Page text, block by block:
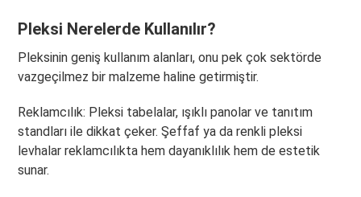
Pleksi Nerelerde Kullanılır?
Pleksinin geniş kullanım alanları, onu pek çok sektörde
vazgeçilmez bir malzeme haline getirmiştir.
Reklamcılık: Pleksi tabelalar, ışıklı panolar ve tanıtım
standları ile dikkat çeker. Şeffaf ya da renkli pleksi
levhalar reklamcılıkta hem dayanıklılık hem de estetik
sunar.